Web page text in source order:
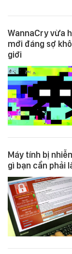
WannaCry vừa
mới đáng sợ
giới
Máy tính bị
gì bạn cần phải